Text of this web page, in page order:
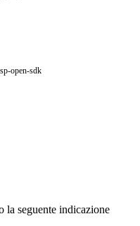
open-sdk
la seguente indicazione